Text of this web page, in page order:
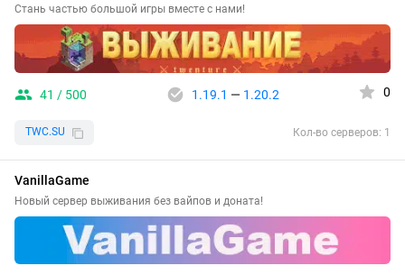
Стань частью большой игры вместе с нами!
41 / 500 1.19.1 — 1.20.2 0
TWC.SU Кол-во серверов: 1
VanillaGame
Новый сервер выживания без вайпов и доната!